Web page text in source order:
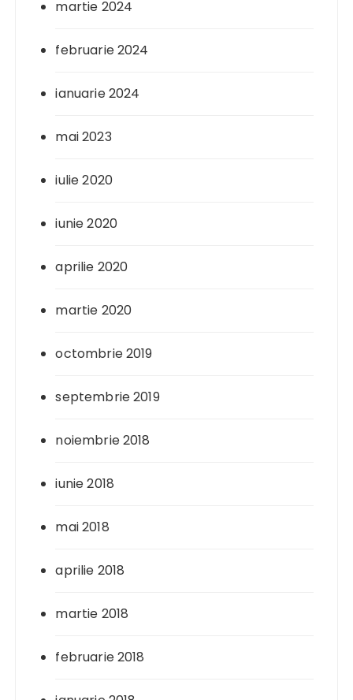
martie 2024
februarie 2024
ianuarie 2024
mai 2023
iulie 2020
iunie 2020
aprilie 2020
martie 2020
octombrie 2019
septembrie 2019
noiembrie 2018
iunie 2018
mai 2018
aprilie 2018
martie 2018
februarie 2018